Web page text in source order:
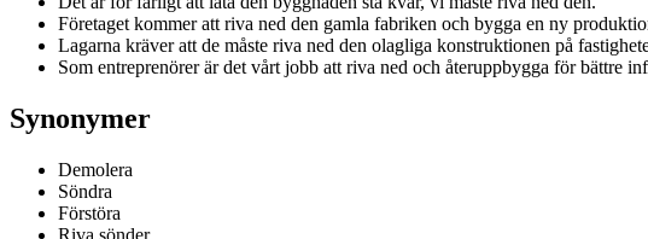
Företaget kommer att riva ned den gamla fabriken och bygga en ny
Lagarna kräver att de måste riva ned den olagliga konstruktionen på
Som entreprenörer är det vårt jobb att riva ned och återuppbygga för bättre
Synonymer
Demolera
Söndra
Förstöra
Riva sönder